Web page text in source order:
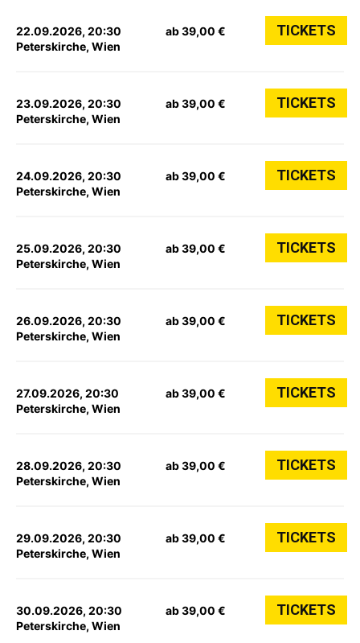
22.09.2026, 20:30
Peterskirche, Wien
ab 39,00 € TICKETS
23.09.2026, 20:30
Peterskirche, Wien
ab 39,00 € TICKETS
24.09.2026, 20:30
Peterskirche, Wien
ab 39,00 € TICKETS
25.09.2026, 20:30
Peterskirche, Wien
ab 39,00 € TICKETS
26.09.2026, 20:30
Peterskirche, Wien
ab 39,00 € TICKETS
27.09.2026, 20:30
Peterskirche, Wien
ab 39,00 € TICKETS
28.09.2026, 20:30
Peterskirche, Wien
ab 39,00 € TICKETS
29.09.2026, 20:30
Peterskirche, Wien
ab 39,00 € TICKETS
30.09.2026, 20:30
Peterskirche, Wien
ab 39,00 € TICKETS